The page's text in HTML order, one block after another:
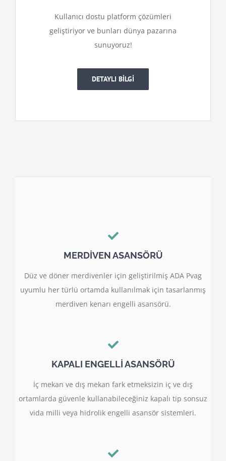
Kullanıcı dostu platform çözümleri
geliştiriyor ve bunları dünya pazarına
sunuyoruz!
DETAYLI BİLGİ
MERDİVEN ASANSÖRÜ
Düz ve döner merdivenler için geliştirilmiş ADA Pvag
uyumlu her türlü ortamda kullanılmak için tasarlanmış
merdiven kenarı engelli asansörü.
KAPALI ENGELLİ ASANSÖRÜ
İç mekan ve dış mekan fark etmeksizin iç ve dış
ortamlarda güvenle kullanabileceğiniz kapalı tip sonsuz
vida milli veya hidrolik engelli asansör sistemleri.